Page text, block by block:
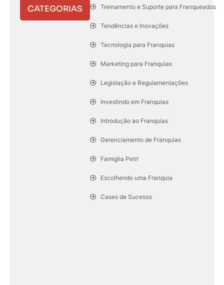
CATEGORIAS Treinamento e Suporte para Franqueados
Tendências e Inovações
Tecnologia para Franquias
Marketing para Franquias
Legislação e Regulamentações
Investindo em Franquias
Introdução ao Franquias
Gerenciamento de Franquias
Famiglia Petri
Escolhendo uma Franquia
Cases de Sucesso